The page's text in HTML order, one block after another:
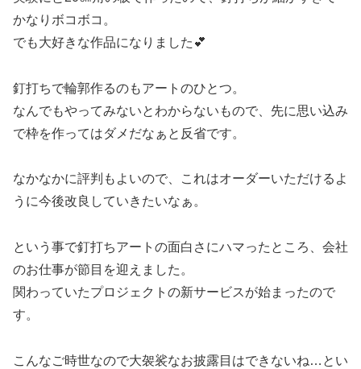
かなりボコボコ。
でも大好きな作品になりました💕
釘打ちで輪郭作るのもアートのひとつ。
なんでもやってみないとわからないもので、先に思い込み
で枠を作ってはダメだなぁと反省です。
なかなかに評判もよいので、これはオーダーいただけるよ
うに今後改良していきたいなぁ。
という事で釘打ちアートの面白さにハマったところ、会社
のお仕事が節目を迎えました。
関わっていたプロジェクトの新サービスが始まったので
す。
こんなご時世なので大袈裟なお披露目はできないね…とい